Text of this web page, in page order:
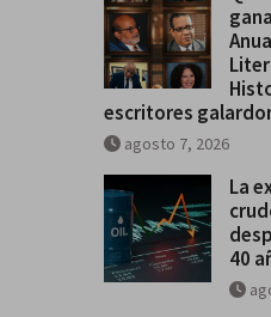
escritores
agosto 7, 2026
La
40